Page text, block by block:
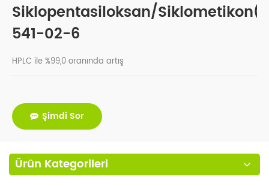
Siklopentasiloksan/
541-02-6
HPLC ile %99,0 oranında artış
Şimdi Sor
Ürün Kategorileri